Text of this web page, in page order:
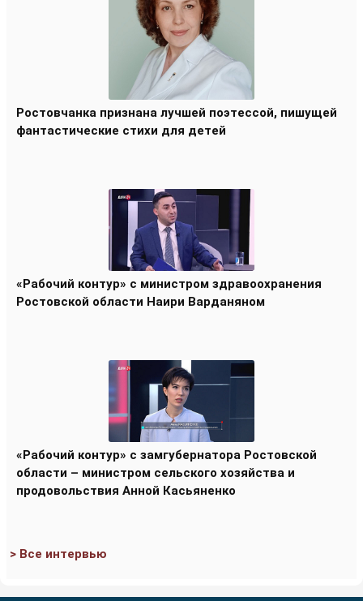
Ростовчанка признана лучшей поэтессой, пишущей
фантастические стихи для детей
«Рабочий контур» с министром здравоохранения
Ростовской области Наири Варданяном
«Рабочий контур» с замгубернатора Ростовской
области – министром сельского хозяйства и
продовольствия Анной Касьяненко
> Все интервью